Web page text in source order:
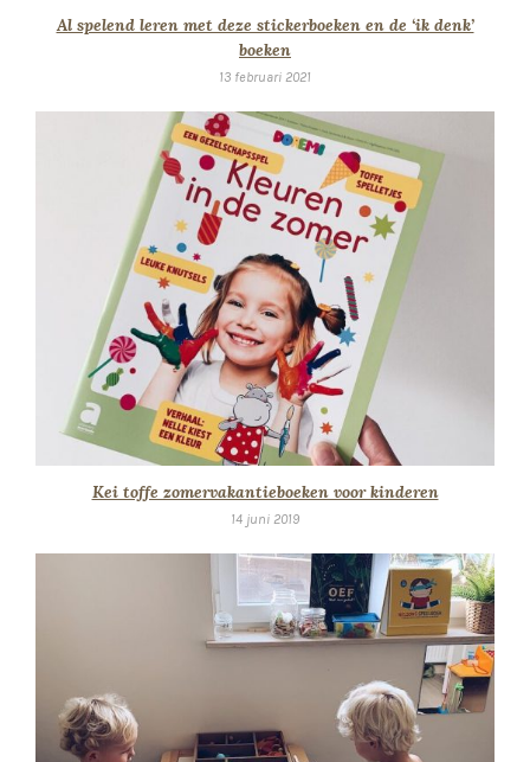
Al spelend leren met deze stickerboeken en de ‘ik denk’
boeken
13 februari 2021
Kei toffe zomervakantieboeken voor kinderen
14 juni 2019